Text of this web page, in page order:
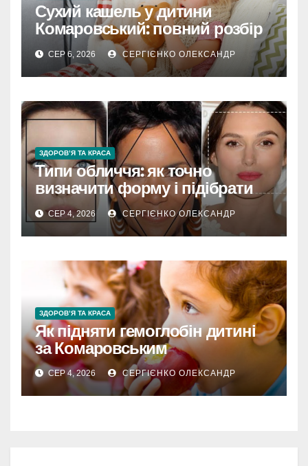
Сухий кашель у дитини
Комаровський: повний розбір
підходу лікаря
СЕР 6, 2026 СЕРГІЄНКО ОЛЕКСАНДР
ЗДОРОВ’Я ТА КРАСА
Типи обличчя: як точно
визначити форму і підібрати
стиль
СЕР 4, 2026 СЕРГІЄНКО ОЛЕКСАНДР
ЗДОРОВ’Я ТА КРАСА
Як підняти гемоглобін дитині
за Комаровським
СЕР 4, 2026 СЕРГІЄНКО ОЛЕКСАНДР